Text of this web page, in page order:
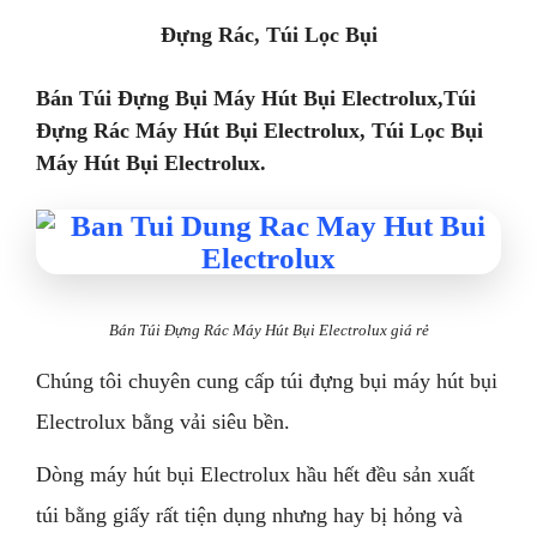
Đựng Rác, Túi Lọc Bụi
Bán Túi Đựng Bụi Máy Hút Bụi Electrolux,Túi
Đựng Rác Máy Hút Bụi Electrolux, Túi Lọc Bụi
Máy Hút Bụi Electrolux.
Bán Túi Đựng Rác Máy Hút Bụi Electrolux giá rẻ
Chúng tôi chuyên cung cấp túi đựng bụi máy hút bụi
Electrolux bằng vải siêu bền.
Dòng máy hút bụi Electrolux hầu hết đều sản xuất
túi bằng giấy rất tiện dụng nhưng hay bị hỏng và